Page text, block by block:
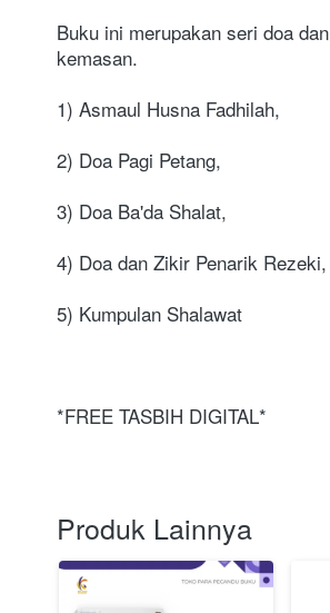
Buku ini merupakan seri doa
kemasan.
1) Asmaul Husna Fadhilah,
2) Doa Pagi Petang,
3) Doa Ba'da Shalat,
4) Doa dan Zikir Penarik
5) Kumpulan Shalawat
*FREE TASBIH DIGITAL*
Produk Lainnya